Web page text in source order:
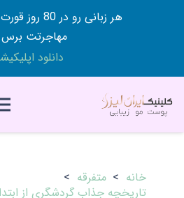
هر زبانی رو
مهاجرتت
دانلود
خانه > متفرقه >
تاریخچه جذاب گردشگری از